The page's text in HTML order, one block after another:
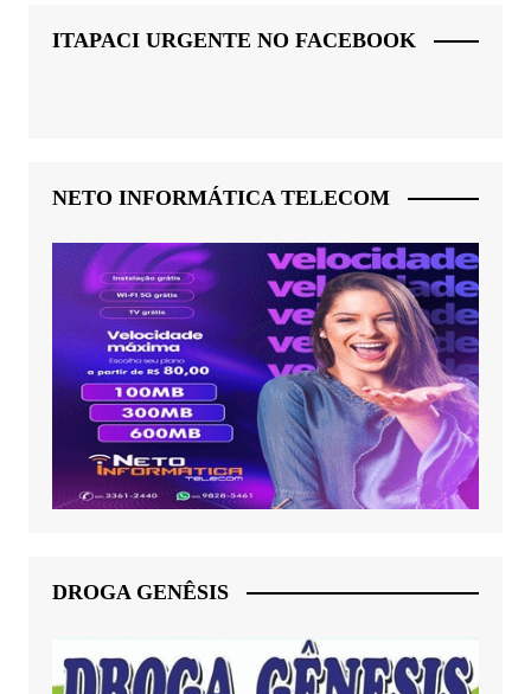
ITAPACI URGENTE NO FACEBOOK
NETO INFORMÁTICA TELECOM
DROGA GENÊSIS